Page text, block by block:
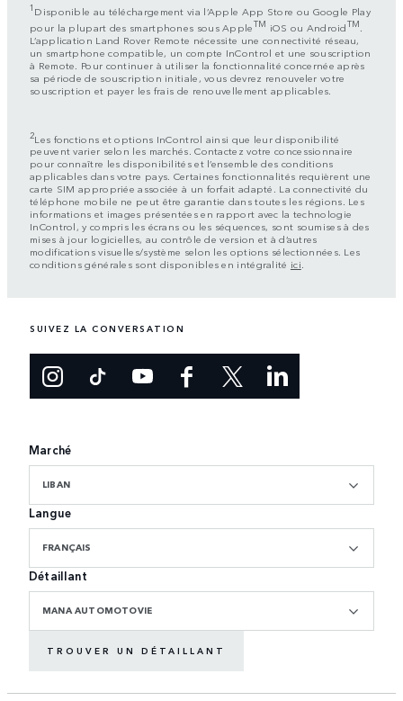
1 Disponible au téléchargement via l’Apple App Store ou Google Play
pour la plupart des smartphones sous AppleTM iOS ou AndroidTM
L’application Land Rover Remote nécessite une connectivité réseau,
un smartphone compatible, un compte InControl et une souscription
à Remote. Pour continuer à utiliser la fonctionnalité concernée après
sa période de souscription initiale, vous devrez renouveler votre
souscription et payer les frais de renouvellement applicables.
2Les fonctions et options InControl ainsi que leur disponibilité
peuvent varier selon les marchés. Contactez votre concessionnaire
pour connaître les disponibilités et l’ensemble des conditions
applicables dans votre pays. Certaines fonctionnalités requièrent une
carte SIM appropriée associée à un forfait adapté. La connectivité du
téléphone mobile ne peut être garantie dans toutes les régions. Les
informations et images présentées en rapport avec la technologie
InControl, y compris les écrans ou les séquences, sont soumises à des
mises à jour logicielles, au contrôle de version et à d’autres
modifications visuelles/système selon les options sélectionnées. Les
conditions générales sont disponibles en intégralité ici.
SUIVEZ LA CONVERSATION
Marché
LIBAN
Langue
FRANÇAIS
Détaillant
MANA AUTOMOTOVIE
TROUVER UN DÉTAILLANT